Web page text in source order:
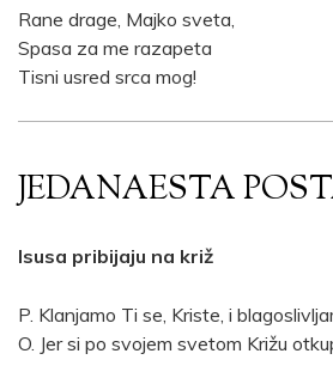
Rane drage, Majko sveta,
Spasa za me razapeta
Tisni usred srca mog!
JEDANAESTA
Isusa pribijaju na križ
P. Klanjamo Ti se, Kriste, i
O. Jer si po svojem svetom Križu